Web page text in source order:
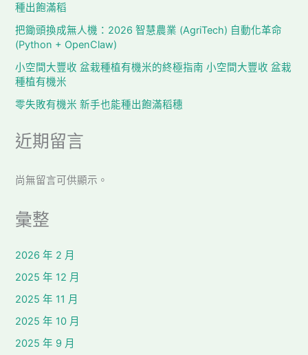
種出飽滿稻
把鋤頭換成無人機：2026 智慧農業 (AgriTech) 自動化革命
(Python + OpenClaw)
小空間大豐收 盆栽種植有機米的終極指南 小空間大豐收 盆栽
種植有機米
零失敗有機米 新手也能種出飽滿稻穗
近期留言
尚無留言可供顯示。
彙整
2026 年 2 月
2025 年 12 月
2025 年 11 月
2025 年 10 月
2025 年 9 月